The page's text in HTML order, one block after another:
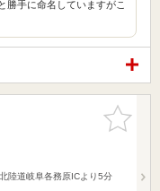
勝手に命名していますがこ
お気に入
りに追加
陸道岐阜各務原ICより5分